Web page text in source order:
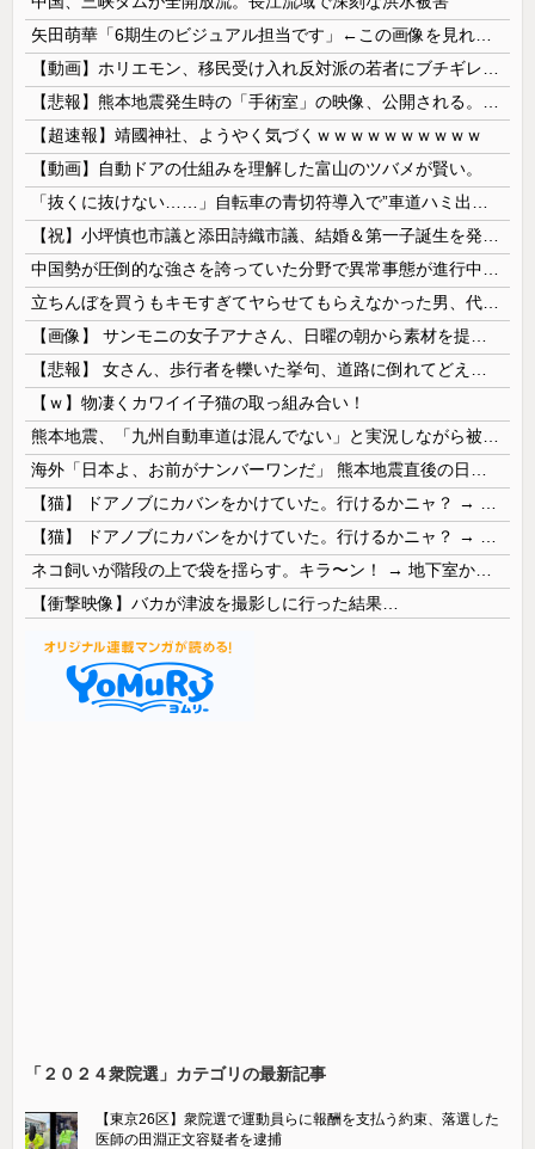
【超速報】靖國神社、ようやく気づくｗｗｗｗｗｗｗｗｗｗ
【動画】自動ドアの仕組みを理解した富山のツバメが賢い。
【ｗ】物凄くカワイイ子猫の取っ組み合い！
【衝撃映像】バカが津波を撮影しに行った結果…
「２０２４衆院選」カテゴリの最新記事
【東京26区】衆院選で運動員らに報酬を支払う約束、落選した
医師の田淵正文容疑者を逮捕